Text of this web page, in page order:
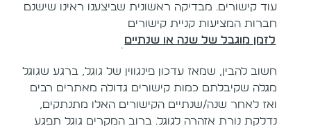
עוד קישורים. מבדיקה ראשונית שביצענו ראינו שישנם
חברות המציעות קניית קישורים
לזמן מוגבל של שנה או שנתיים.
חשוב להבין, שמאז עדכון פינגווין של גוגל, ברגע שגוגל
מגלה שקיבלתם כמות קישורים גדולה מאתרים רבים
ואז לאחר שנה/שנתיים הקישורים האלו מתנתקים,
נדלקת נורת אזהרה לגוגל. ברוב המקרים גוגל תפגע